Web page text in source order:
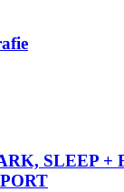
SLEEP +